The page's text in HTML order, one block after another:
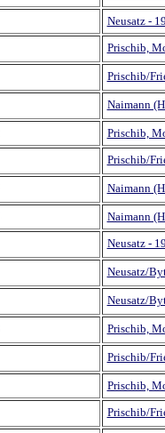
Neusatz -
Prischib,
Prischib/
Naimann
Prischib,
Prischib/
Naimann
Naimann
Neusatz -
Neusatz/
Neusatz/
Prischib,
Prischib/
Prischib,
Prischib/